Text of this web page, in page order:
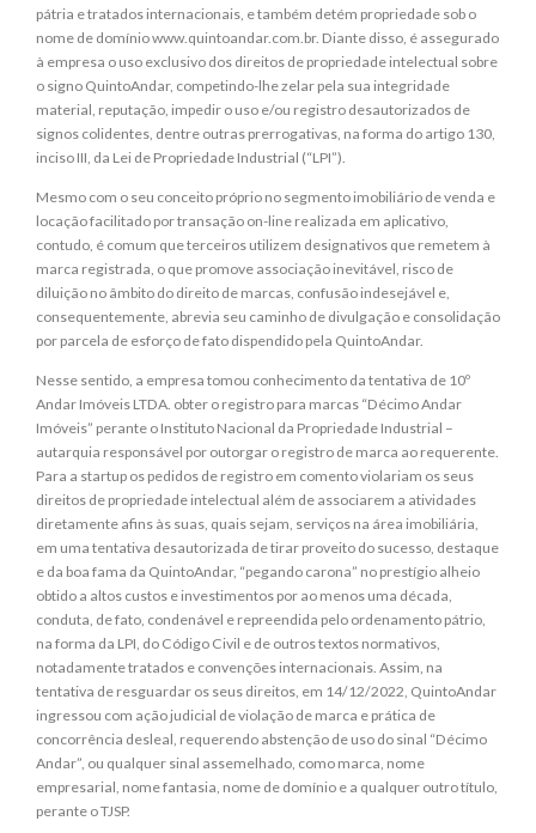
pátria e tratados internacionais, e também detém propriedade sob o
nome de domínio www.quintoandar.com.br. Diante disso, é assegurado
à empresa o uso exclusivo dos direitos de propriedade intelectual sobre
o signo QuintoAndar, competindo-lhe zelar pela sua integridade
material, reputação, impedir o uso e/ou registro desautorizados de
signos colidentes, dentre outras prerrogativas, na forma do artigo 130,
inciso III, da Lei de Propriedade Industrial (“LPI”).
Mesmo com o seu conceito próprio no segmento imobiliário de venda e
locação facilitado por transação on-line realizada em aplicativo,
contudo, é comum que terceiros utilizem designativos que remetem à
marca registrada, o que promove associação inevitável, risco de
diluição no âmbito do direito de marcas, confusão indesejável e,
consequentemente, abrevia seu caminho de divulgação e consolidação
por parcela de esforço de fato dispendido pela QuintoAndar.
Nesse sentido, a empresa tomou conhecimento da tentativa de 10º
Andar Imóveis LTDA. obter o registro para marcas “Décimo Andar
Imóveis” perante o Instituto Nacional da Propriedade Industrial –
autarquia responsável por outorgar o registro de marca ao requerente.
Para a startup os pedidos de registro em comento violariam os seus
direitos de propriedade intelectual além de associarem a atividades
diretamente afins às suas, quais sejam, serviços na área imobiliária,
em uma tentativa desautorizada de tirar proveito do sucesso, destaque
e da boa fama da QuintoAndar, “pegando carona” no prestígio alheio
obtido a altos custos e investimentos por ao menos uma década,
conduta, de fato, condenável e repreendida pelo ordenamento pátrio,
na forma da LPI, do Código Civil e de outros textos normativos,
notadamente tratados e convenções internacionais. Assim, na
tentativa de resguardar os seus direitos, em 14/12/2022, QuintoAndar
ingressou com ação judicial de violação de marca e prática de
concorrência desleal, requerendo abstenção de uso do sinal “Décimo
Andar”, ou qualquer sinal assemelhado, como marca, nome
empresarial, nome fantasia, nome de domínio e a qualquer outro título,
perante o TJSP.